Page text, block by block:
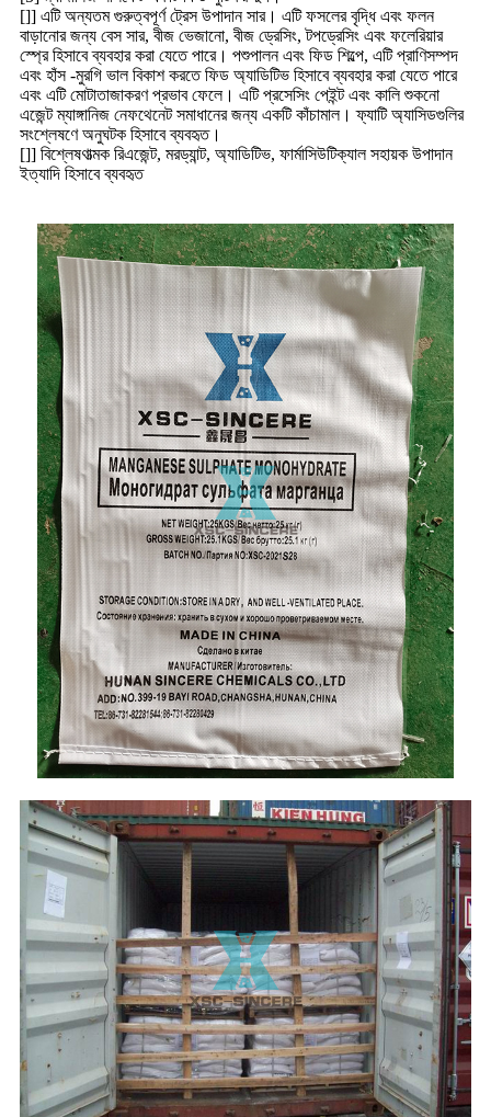
[]] এটি অন্যতম গুরুত্বপূর্ণ ট্রেস উপাদান সার। এটি ফসলের বৃদ্ধি এবং ফলন
বাড়ানোর জন্য বেস সার, বীজ ভেজানো, বীজ ড্রেসিং, টপড্রেসিং এবং ফলেরিয়ার
স্প্রে হিসাবে ব্যবহার করা যেতে পারে। পশুপালন এবং ফিড শিল্পে, এটি প্রাণিসম্পদ
এবং হাঁস -মুরগি ভাল বিকাশ করতে ফিড অ্যাডিটিভ হিসাবে ব্যবহার করা যেতে পারে
এবং এটি মোটাতাজাকরণ প্রভাব ফেলে। এটি প্রসেসিং পেইন্ট এবং কালি শুকনো
এজেন্ট ম্যাঙ্গানিজ নেফথেনেট সমাধানের জন্য একটি কাঁচামাল। ফ্যাটি অ্যাসিডগুলির
সংশ্লেষণে অনুঘটক হিসাবে ব্যবহৃত।
[]] বিশ্লেষণাত্মক রিএজেন্ট, মরড্যান্ট, অ্যাডিটিভ, ফার্মাসিউটিক্যাল সহায়ক উপাদান
ইত্যাদি হিসাবে ব্যবহৃত